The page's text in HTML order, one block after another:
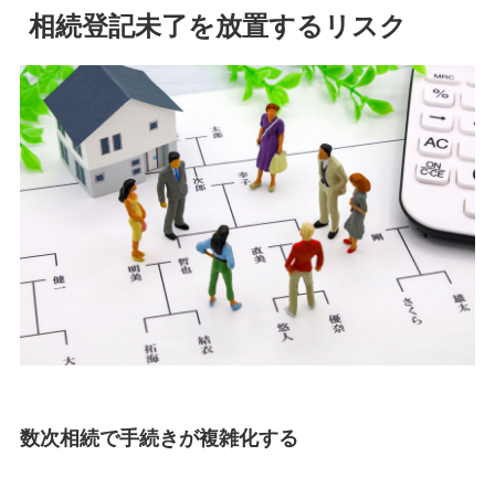
相続登記未了を放置するリスク
数次相続で手続きが複雑化する